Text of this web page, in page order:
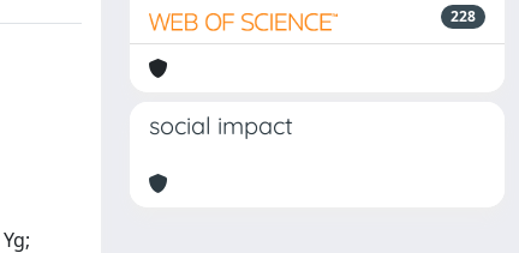
228
social impact